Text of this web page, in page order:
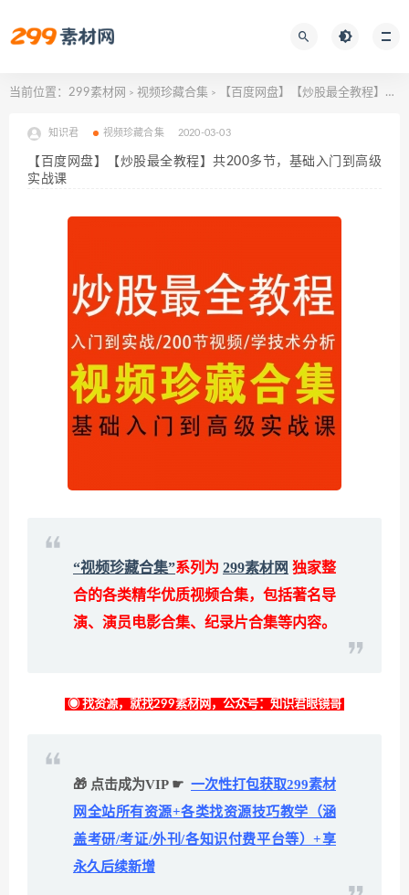
当前位置： 299素材网 > 视频珍藏合集 > 【百度网盘】【炒股最全教程】共200多节，基础入门到高级实战课
知识君 视频珍藏合集 2020-03-03
【百度网盘】【炒股最全教程】共200多节，基础入门到高级
实战课
“视频珍藏合集”系列为 299素材网 独家整
合的各类精华优质视频合集，包括著名导
演、演员电影合集、纪录片合集等内容。
◉ 找资源，就找299素材网，公众号：知识君眼镜哥
🎁 点击成为VIP ☛ 一次性打包获取299素材
网全站所有资源+各类找资源技巧教学（涵
盖考研/考证/外刊/各知识付费平台等）+享
永久后续新增